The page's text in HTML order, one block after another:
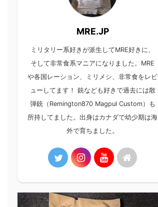
MRE.JP
ミリタリー系好きが派生してMRE好きに、
そして非常食系マニアになりました。MRE
や各国レーション、ミリメシ、非常食をレビ
ューしてます！ 銃なども好きで過去には散
弾銃（Remington870 Magpul Custom）も
所持してました。出身はカナダで幼少期は海
外で育ちました。